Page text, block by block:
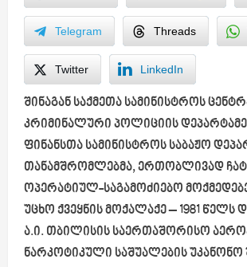
Telegram Threads
Twitter LinkedIn
შინაგან საქმეთა სამინისტროს
კრიმინალური პოლიციის
ფინანსთა სამინისტროს საბაჟო
თანამშრომლებმა, ერთობლივად
ოპერატიულ-საგამოძიებო
უცხო ქვეყნის მოქალაქე – 1981 წელს
ა.ი. თბილისის საერთაშორისო
ნარკოტიკული საშუალების უკანონო